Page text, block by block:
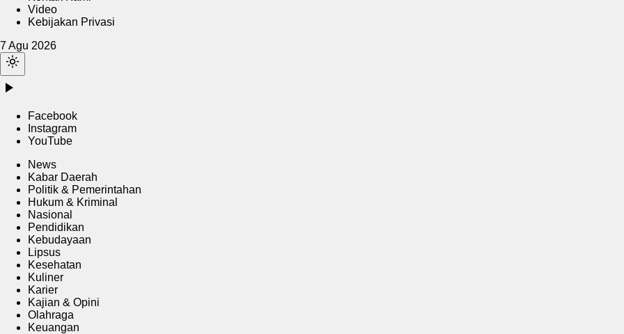
Video
Kebijakan Privasi
7 Agu 2026
Facebook
Instagram
YouTube
News
Kabar Daerah
Politik & Pemerintahan
Hukum & Kriminal
Nasional
Pendidikan
Kebudayaan
Lipsus
Kesehatan
Kuliner
Karier
Kajian & Opini
Olahraga
Keuangan